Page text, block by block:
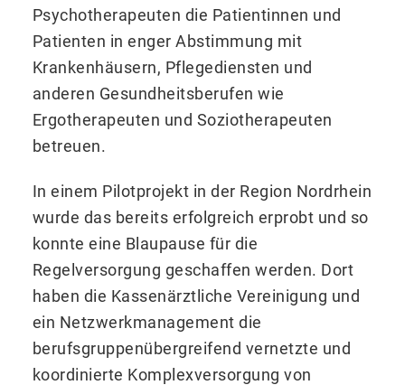
Psychotherapeuten die Patientinnen und
Patienten in enger Abstimmung mit
Krankenhäusern, Pflegediensten und
anderen Gesundheitsberufen wie
Ergotherapeuten und Soziotherapeuten
betreuen.
In einem Pilotprojekt in der Region Nordrhein
wurde das bereits erfolgreich erprobt und so
konnte eine Blaupause für die
Regelversorgung geschaffen werden. Dort
haben die Kassenärztliche Vereinigung und
ein Netzwerkmanagement die
berufsgruppenübergreifend vernetzte und
koordinierte Komplexversorgung von